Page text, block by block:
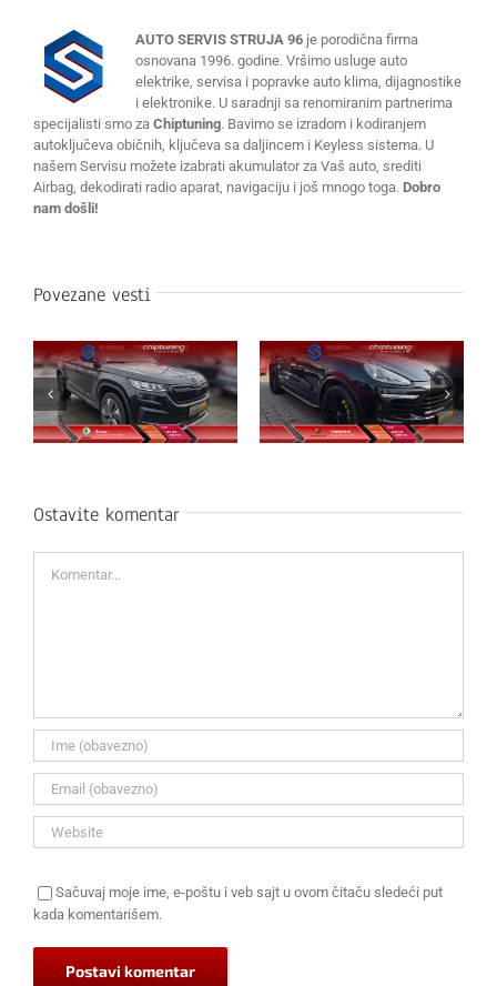
AUTO SERVIS STRUJA 96 je porodična firma
osnovana 1996. godine. Vršimo usluge auto
elektrike, servisa i popravke auto klima, dijagnostike
i elektronike. U saradnji sa renomiranim partnerima
specijalisti smo za Chiptuning. Bavimo se izradom i kodiranjem
autoključeva običnih, ključeva sa daljincem i Keyless sistema. U
našem Servisu možete izabrati akumulator za Vaš auto, srediti
Airbag, dekodirati radio aparat, navigaciju i još mnogo toga. Dobro
nam došli!
Povezane vesti
Ostavite komentar
Sačuvaj moje ime, e-poštu i veb sajt u ovom čitaču sledeći put
kada komentarišem.